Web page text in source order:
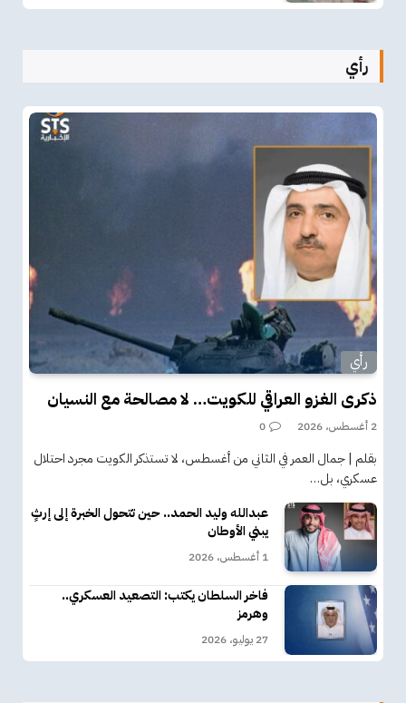
رأي
رأي
ذكرى الغزو العراقي للكويت… لا مصالحة مع النسيان
2 أغسطس، 2026 0
بقلم | جمال العمر في الثاني من أغسطس، لا تستذكر الكويت مجرد احتلال
عسكري، بل…
عبدالله وليد الحمد.. حين تتحول الخبرة إلى إرثٍ
يبني الأوطان
1 أغسطس، 2026
فاخر السلطان يكتب: التصعيد العسكري..
وهرمز
27 يوليو، 2026